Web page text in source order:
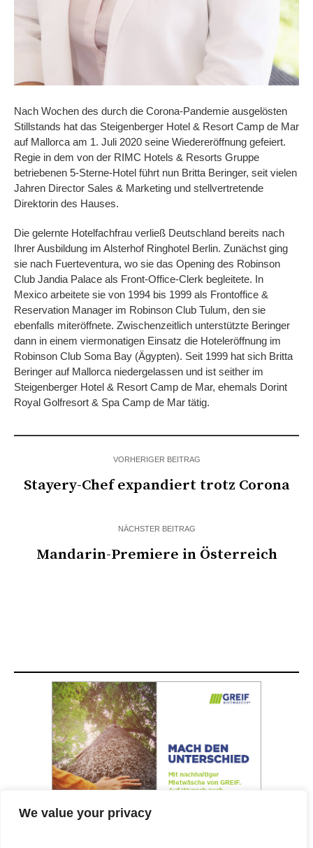
We value your privacy
Nach Wochen des durch die Corona-Pandemie ausgelösten
Stillstands hat das Steigenberger Hotel & Resort Camp de Mar
auf Mallorca am 1. Juli 2020 seine Wiedereröffnung gefeiert.
Regie in dem von der RIMC Hotels & Resorts Gruppe
betriebenen 5-Sterne-Hotel führt nun Britta Beringer, seit vielen
Jahren Director Sales & Marketing und stellvertretende
Direktorin des Hauses.
Die gelernte Hotelfachfrau verließ Deutschland bereits nach
Ihrer Ausbildung im Alsterhof Ringhotel Berlin. Zunächst ging
sie nach Fuerteventura, wo sie das Opening des Robinson
Club Jandia Palace als Front-Office-Clerk begleitete. In
Mexico arbeitete sie von 1994 bis 1999 als Frontoffice &
Reservation Manager im Robinson Club Tulum, den sie
ebenfalls miteröffnete. Zwischenzeitlich unterstützte Beringer
dann in einem viermonatigen Einsatz die Hoteleröffnung im
Robinson Club Soma Bay (Ägypten). Seit 1999 hat sich Britta
Beringer auf Mallorca niedergelassen und ist seither im
Steigenberger Hotel & Resort Camp de Mar, ehemals Dorint
Royal Golfresort & Spa Camp de Mar tätig.
VORHERIGER BEITRAG
Stayery-Chef expandiert trotz Corona
NÄCHSTER BEITRAG
Mandarin-Premiere in Österreich